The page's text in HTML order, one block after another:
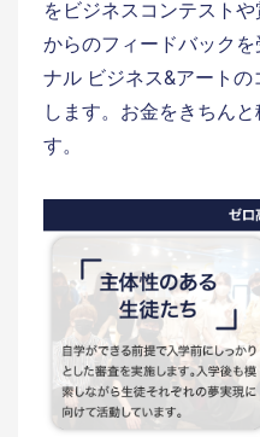
をビジネスコンテスト
からのフィードバック
ナル ビジネス&アート
します。お金をきちん
す。